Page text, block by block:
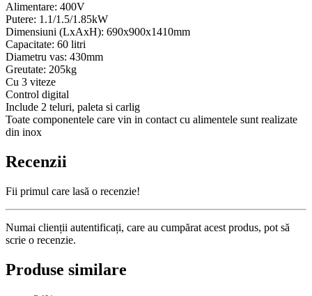
Alimentare: 400V
Putere: 1.1/1.5/1.85kW
Dimensiuni (LxAxH): 690x900x1410mm
Capacitate: 60 litri
Diametru vas: 430mm
Greutate: 205kg
Cu 3 viteze
Control digital
Include 2 teluri, paleta si carlig
Toate componentele care vin in contact cu alimentele sunt realizate
din inox
Recenzii
Fii primul care lasă o recenzie!
Numai clienții autentificați, care au cumpărat acest produs, pot să
scrie o recenzie.
Produse similare